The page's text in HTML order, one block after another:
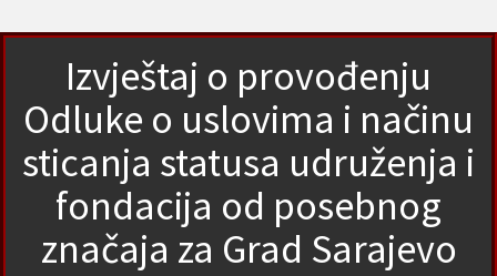
Izvještaj o provođenju
Odluke o uslovima i načinu
sticanja statusa udruženja i
fondacija od posebnog
značaja za Grad Sarajevo